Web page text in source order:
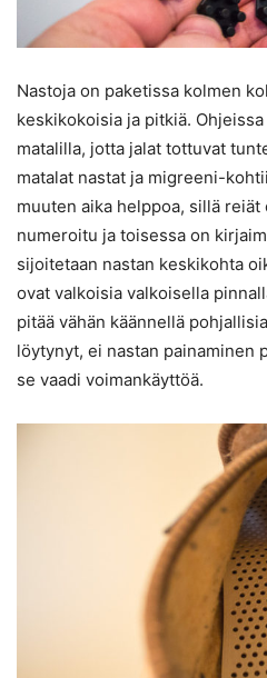
Nastoja on paketissa kolmen
keskikokoisia ja pitkiä.
matalilla, jotta jalat tottuvat
matalat nastat ja migreeni-
muuten aika helppoa, sillä
numeroitu ja toisessa on
sijoitetaan nastan keskikohta
ovat valkoisia valkoisella
pitää vähän käännellä
löytynyt, ei nastan painaminen
se vaadi voimankäyttöä.